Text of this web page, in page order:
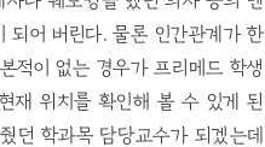
되어 버린다. 물론 인간관계가 한
적이 없는 경우가 프리메드 학생
재 위치를 확인해 볼 수 있게 된
던 학과목 담당교수가 되겠는데